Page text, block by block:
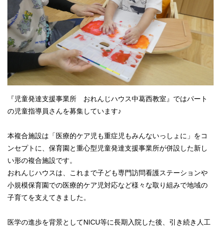
『児童発達支援事業所 おれんじハウス中葛西教室』ではパート
の児童指導員さんを募集しています♪
本複合施設は「医療的ケア児も重症児もみんないっしょに」をコ
ンセプトに、保育園と重心型児童発達支援事業所が併設した新し
い形の複合施設です。
おれんじハウスは、これまで子ども専門訪問看護ステーションや
小規模保育園での医療的ケア児対応など様々な取り組みで地域の
子育てを支えてきました。
医学の進歩を背景としてNICU等に長期入院した後、引き続き人工